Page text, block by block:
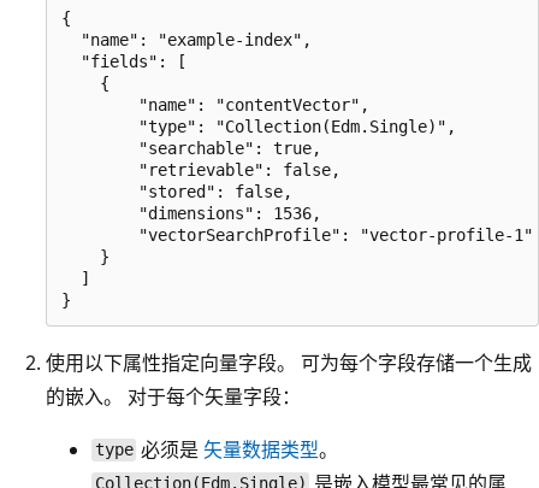
{
  "name": "example-index",
  "fields": [
    {
        "name": "contentVector",
        "type": "Collection(Edm.Single)",
        "searchable": true,
        "retrievable": false,
        "stored": false,
        "dimensions": 1536,
        "vectorSearchProfile": "vector-profile-1"
    }
  ]
使用以下属性指定向量字段。 可为每个字段存储一个生成
的嵌入。 对于每个矢量字段：
type 必须是 矢量数据类型。
Collection(Edm.Single) 是嵌入模型最常见的属